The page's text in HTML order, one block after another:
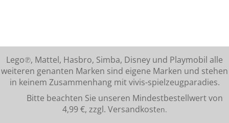
Lego℗, Mattel, Hasbro, Simba, Disney und Playmobil alle
weiteren genanten Marken sind eigene Marken und stehen
in keinem Zusammenhang mit vivis-spielzeugparadies.
Bitte beachten Sie unseren Mindestbestellwert von
4,99 €, zzgl. Versandkosten.